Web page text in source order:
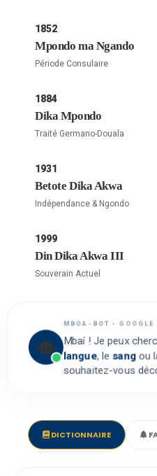
1852
Mpondo ma Ngando
Période Consulaire
1884
Dika Mpondo
Traité Germano-Douala
1931
Betote Dika Akwa
Indépendance & Ngondo
1999
Din Dika Akwa III
Souverain Actuel
MBOA-BOT • GOOGLE
Mbaí ! Je peux
langue, le sangou
souhaitez-vous
DICTIONNAIRE